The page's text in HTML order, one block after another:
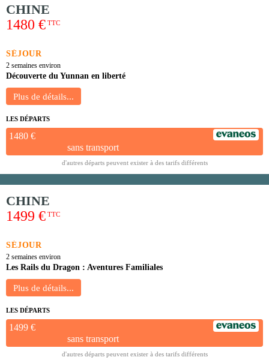
CHINE
1480 € TTC
SÉJOUR
2 semaines environ
Découverte du Yunnan en liberté
LES DÉPARTS
1480 €
sans transport
d'autres départs peuvent exister à des tarifs différents
CHINE
1499 € TTC
SÉJOUR
2 semaines environ
Les Rails du Dragon : Aventures Familiales
LES DÉPARTS
1499 €
sans transport
d'autres départs peuvent exister à des tarifs différents